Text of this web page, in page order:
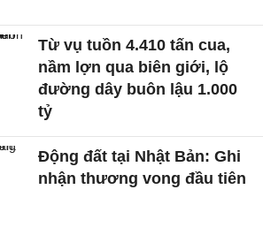
Từ vụ tuồn 4.410 tấn cua,
nầm lợn qua biên giới, lộ
đường dây buôn lậu 1.000
tỷ
Động đất tại Nhật Bản: Ghi
nhận thương vong đầu tiên